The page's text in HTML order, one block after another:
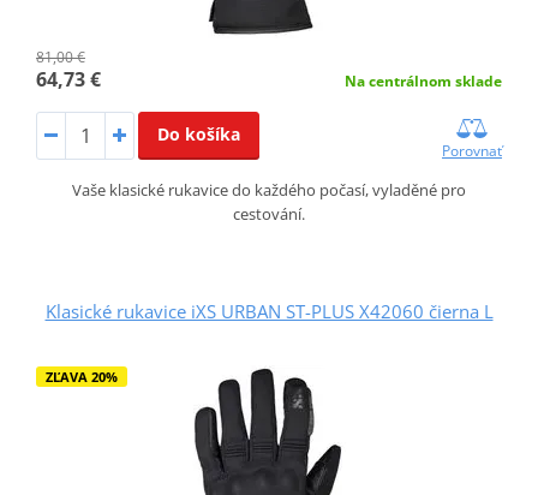
81,00 €
64,73 € Na centrálnom sklade
Do košíka
Porovnať
Vaše klasické rukavice do každého počasí, vyladěné pro
cestování.
Klasické rukavice iXS URBAN ST-PLUS X42060 čierna L
ZĽAVA 20%